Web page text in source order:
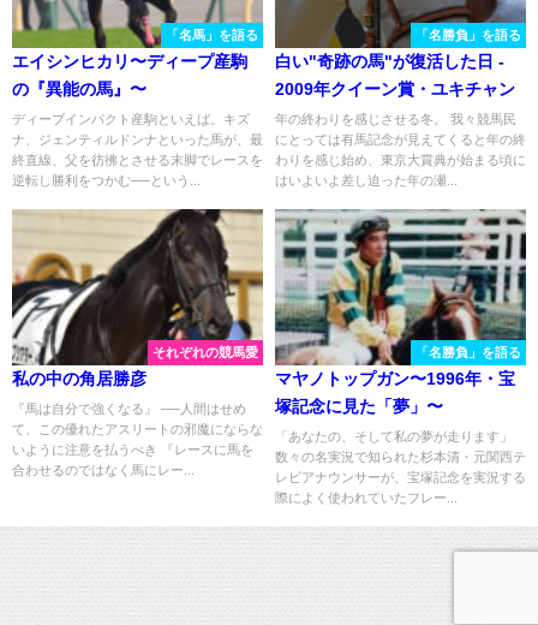
「名馬」を語る
エイシンヒカリ〜ディープ産駒
の『異能の馬』〜
ディープインパクト産駒といえば。キズ
ナ、ジェンティルドンナといった馬が、最
終直線、父を彷彿とさせる末脚でレースを
逆転し勝利をつかむ──という...
「名勝負」を語る
白い"奇跡の馬"が復活した日 -
2009年クイーン賞・ユキチャン
年の終わりを感じさせる冬。 我々競馬民
にとっては有馬記念が見えてくると年の終
わりを感じ始め、東京大賞典が始まる頃に
はいよいよ差し迫った年の瀬...
それぞれの競馬愛
私の中の角居勝彦
『馬は自分で強くなる』 ──人間はせめ
て、この優れたアスリートの邪魔にならな
いように注意を払うべき 『レースに馬を
合わせるのではなく馬にレー...
「名勝負」を語る
マヤノトップガン〜1996年・宝
塚記念に見た「夢」〜
「あなたの、そして私の夢が走ります」
数々の名実況で知られた杉本清・元関西テ
レビアナウンサーが、宝塚記念を実況する
際によく使われていたフレー...